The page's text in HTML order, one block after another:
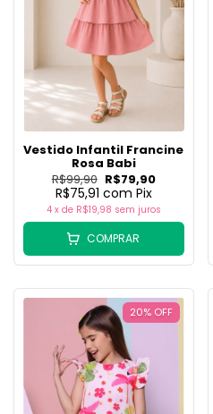
Vestido Infantil Francine
Rosa Babi
R$99,90 R$79,90
R$75,91 com Pix
4 x de R$19,98 sem juros
COMPRAR
20% OFF